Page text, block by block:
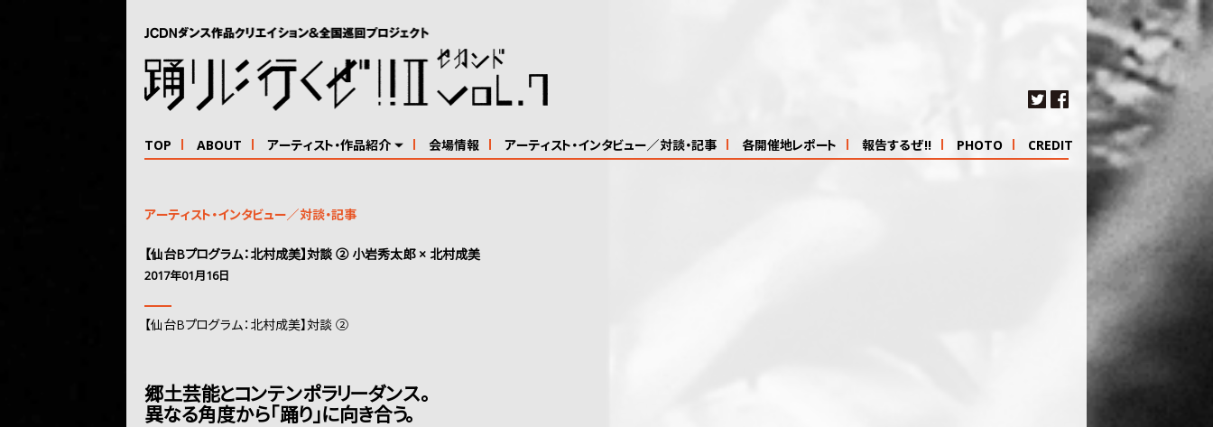
TOP ABOUT アーティスト・作品紹介 会場情報 アーティスト・インタビュー／対談・記事 各開催地レポート 報告するぜ!! PHOTO CREDIT
アーティスト・インタビュー／対談・記事
【仙台Bプログラム：北村成美】対談 ② 小岩秀太郎 × 北村成美
2017年01月16日
【仙台Bプログラム：北村成美】対談 ②
郷土芸能とコンテンポラリーダンス。
異なる角度から「踊り」に向き合う。